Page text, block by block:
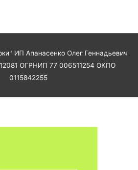
ИП Апанасенко Олег Геннадьевич
ОГРНИП 77 006511254 ОКПО
0115842255